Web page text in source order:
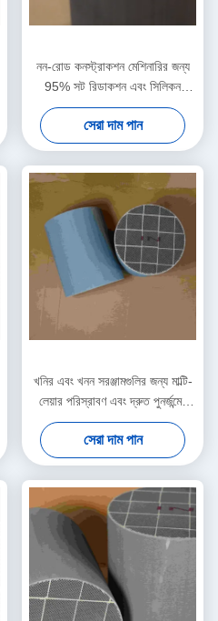
নন-রোড কনস্ট্রাকশন মেশিনারির জন্য
95% সট রিডাকশন এবং সিলিকন
কার্বাইড CDPF
সেরা দাম পান
খনির এবং খনন সরঞ্জামগুলির জন্য মাল্টি-
লেয়ার পরিস্রাবণ এবং দ্রুত পুনর্জন্মের
ডিপিএফ
সেরা দাম পান